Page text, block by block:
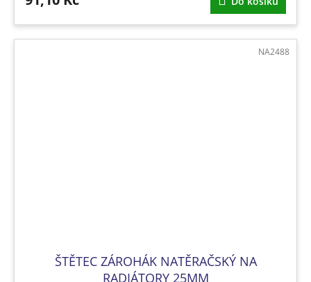
ŠTĚTEC ZÁROHÁK NATĚRAČSKÝ NA
RADIÁTORY 25MM
NA2488